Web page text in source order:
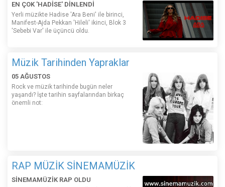
EN ÇOK 'HADİSE' DİNLENDİ
Yerli müzikte Hadise 'Ara Beni' ile birinci,
Manifest-Ajda Pekkan 'Hileli' ikinci, Blok 3
'Sebebi Var' ile üçüncü oldu.
Müzik Tarihinden Yapraklar
05 AĞUSTOS
Rock ve müzik tarihinde bugün neler
yaşandı? İşte tarihin sayfalarından birkaç
önemli not:
RAP MÜZİK SİNEMAMÜZİK
SİNEMAMÜZİK RAP OLDU